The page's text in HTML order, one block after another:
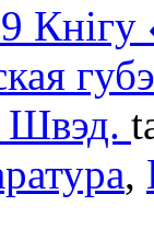
Кнігу
Швэд.
,